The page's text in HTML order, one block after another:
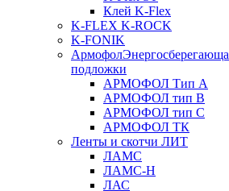
Клей K-Flex
K-FLEX K-ROCK
K-FONIK
Армофол
подложки
АРМОФОЛ Тип А
АРМОФОЛ тип В
АРМОФОЛ тип C
АРМОФОЛ ТК
Ленты и скотчи ЛИТ
ЛАМС
ЛАМС-Н
ЛАС